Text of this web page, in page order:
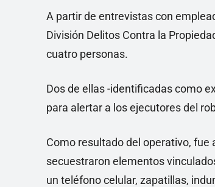
A partir de entrevistas con
División Delitos Contra la
cuatro personas.
Dos de ellas -identificadas como
para alertar a los ejecutores del
Como resultado del operativo, fue
secuestraron elementos
un teléfono celular, zapatillas,